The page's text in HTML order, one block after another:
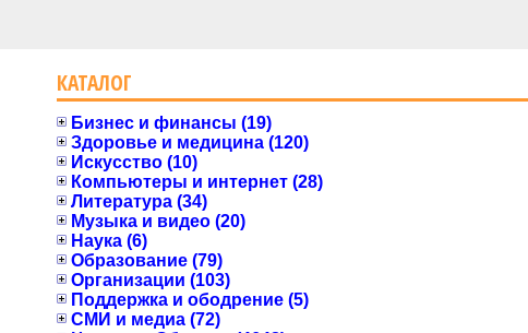
КАТАЛОГ
Бизнес и финансы (19)
Здоровье и медицина (120)
Искусство (10)
Компьютеры и интернет (28)
Литература (34)
Музыка и видео (20)
Наука (6)
Образование (79)
Организации (103)
Поддержка и ободрение (5)
СМИ и медиа (72)